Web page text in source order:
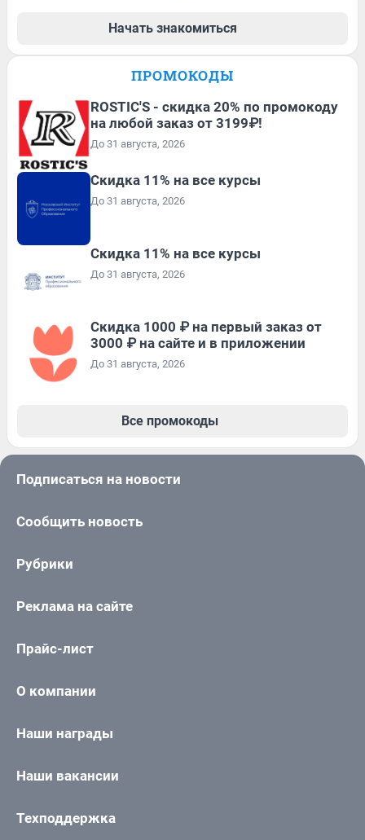
Начать знакомиться
ПРОМОКОДЫ
ROSTIC'S - скидка 20% по промокоду
на любой заказ от 3199₽!
До 31 августа, 2026
Скидка 11% на все курсы
До 31 августа, 2026
Скидка 11% на все курсы
До 31 августа, 2026
Скидка 1000 ₽ на первый заказ от
3000 ₽ на сайте и в приложении
До 31 августа, 2026
Все промокоды
Подписаться на новости
Сообщить новость
Рубрики
Реклама на сайте
Прайс-лист
О компании
Наши награды
Наши вакансии
Техподдержка